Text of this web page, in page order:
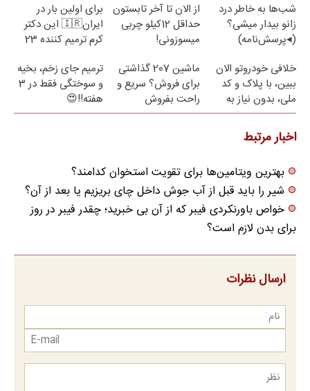
شب‌ها به خاطر درد
زانو بیدار میشی؟
(◂پرسش‌نامه)
از الان تا آخر تابستون
حداقل 12کیلو چربی
میسوزونی!
برای اولین بار در
ایران🇮🇷 این دکتر
کرم ترمیم کننده 23
خلافی خودروتو الان
ببین، با پلاک و کد
ملی، بدون نیاز به
مراجعه حضوری
ماشین 207 گذاشتی
برای فروش؟ سریع و
راحت بفروش
ترمیم جای زخم، بخیه
و سوختگی فقط در 3
هفته!!😍
اخبار مرتبط
بهترین ویتامین‌ها برای تقویت استخوان‌ کدامند؟
شیر را باید قبل از آب جوش داخل چای بریزیم یا بعد از آن؟
خواص باورنکردی فیبر که از آن بی خبرید؛ چقدر فیبر در روز
برای بدن لازم است؟
ارسال نظرات